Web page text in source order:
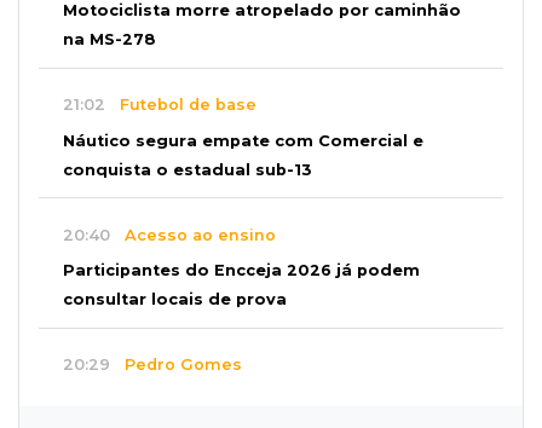
Motociclista morre atropelado por caminhão
na MS-278
21:02 Futebol de base
Náutico segura empate com Comercial e
conquista o estadual sub-13
20:40 Acesso ao ensino
Participantes do Encceja 2026 já podem
consultar locais de prova
20:29 Pedro Gomes